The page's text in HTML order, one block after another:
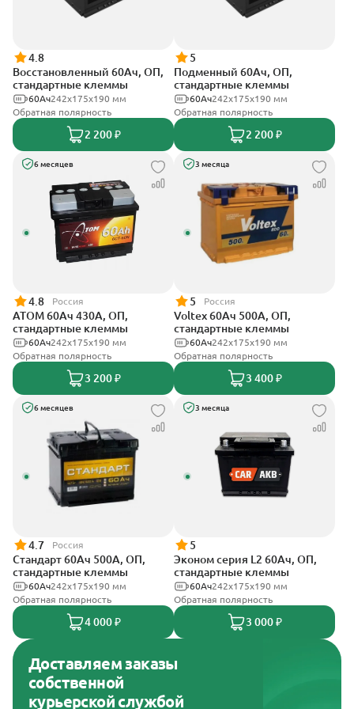
4.8
Восстановленный 60Ач, ОП,
стандартные клеммы
242х175х190 мм
60Ач
Обратная полярность
2 200 ₽
5
Подменный 60Ач, ОП,
стандартные клеммы
242х175х190 мм
60Ач
Обратная полярность
2 200 ₽
6 месяцев
4.8 Россия
АТОМ 60Ач 430А, ОП,
стандартные клеммы
242х175х190 мм
60Ач
Обратная полярность
3 200 ₽
3 месяца
5 Россия
Voltex 60Ач 500А, ОП,
стандартные клеммы
242х175х190 мм
60Ач
Обратная полярность
3 400 ₽
6 месяцев
4.7 Россия
Стандарт 60Ач 500А, ОП,
стандартные клеммы
242x175x190 мм
60Ач
Обратная полярность
4 000 ₽
3 месяца
5
Эконом серия L2 60Ач, ОП,
стандартные клеммы
242х175х190 мм
60Ач
Обратная полярность
3 000 ₽
Доставляем заказы
собственной
курьерской службой